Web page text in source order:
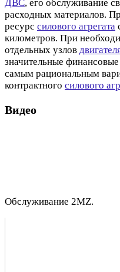
ДВС, его обслуживание
расходных материалов.
ресурс силового агрегата
километров. При
отдельных узлов
значительные
самым рациональным
контрактного силового
Видео
Обслуживание 2MZ.